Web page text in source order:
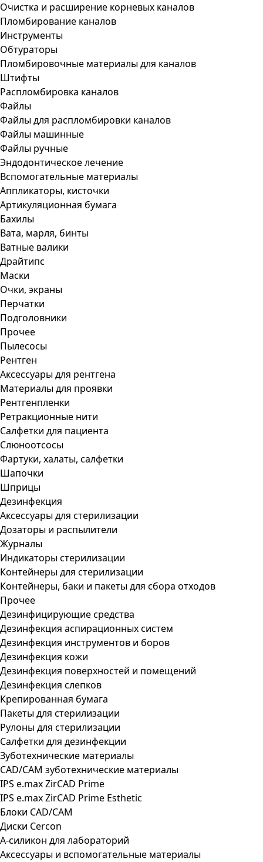
Очистка и расширение корневых каналов
Пломбирование каналов
Инструменты
Обтураторы
Пломбировочные материалы для каналов
Штифты
Распломбировка каналов
Файлы
Файлы для распломбировки каналов
Файлы машинные
Файлы ручные
Эндодонтическое лечение
Вспомогательные материалы
Аппликаторы, кисточки
Артикуляционная бумага
Бахилы
Вата, марля, бинты
Ватные валики
Драйтипс
Маски
Очки, экраны
Перчатки
Подголовники
Прочее
Пылесосы
Рентген
Аксессуары для рентгена
Материалы для проявки
Рентгенпленки
Ретракционные нити
Салфетки для пациента
Слюноотсосы
Фартуки, халаты, салфетки
Шапочки
Шприцы
Дезинфекция
Аксессуары для стерилизации
Дозаторы и распылители
Журналы
Индикаторы стерилизации
Контейнеры для стерилизации
Контейнеры, баки и пакеты для сбора отходов
Прочее
Дезинфицирующие средства
Дезинфекция аспирационных систем
Дезинфекция инструментов и боров
Дезинфекция кожи
Дезинфекция поверхностей и помещений
Дезинфекция слепков
Крепированная бумага
Пакеты для стерилизации
Рулоны для стерилизации
Салфетки для дезинфекции
Зуботехнические материалы
CAD/CAM зуботехнические материалы
IPS e.max ZirCAD Prime
IPS e.max ZirCAD Prime Esthetic
Блоки CAD/CAM
Диски Cercon
А-силикон для лабораторий
Аксессуары и вспомогательные материалы